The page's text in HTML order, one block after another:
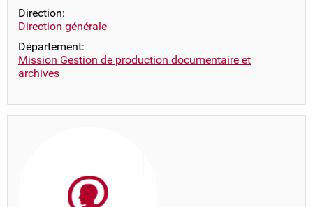
Direction:
Direction générale
Département:
Mission Gestion de production documentaire et
archives